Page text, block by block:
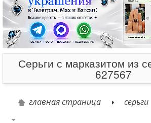
Серьги с марказитом из
627567
главная страница серьги